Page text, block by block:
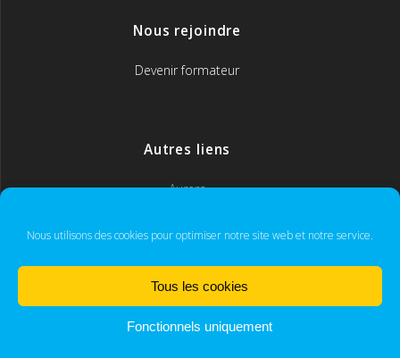
Nous utilisons des cookies pour optimiser notre site web et notre service.
Tous les cookies
Fonctionnels uniquement
Nous rejoindre
Devenir formateur
Autres liens
Aurera
IFORM